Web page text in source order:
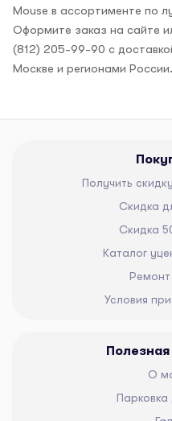
Mouse в ассортименте по
Оформите заказ на сайте
(812) 205-99-90 с
Москве и регионами России.
Получить
Скидка
Скидка
Каталог
Ремонт
Условия
О
Парковка